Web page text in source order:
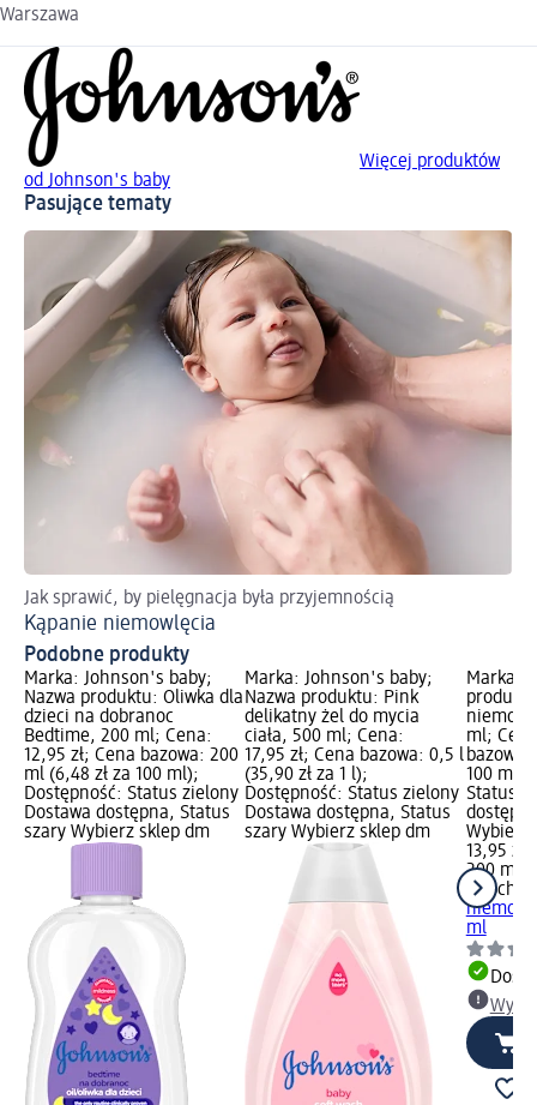
Warszawa
Więcej produktów
od Johnson's baby
Pasujące tematy
Jak sprawić, by pielęgnacja była przyjemnością
Kąpanie niemowlęcia
Podobne produkty
Marka: Johnson's baby;
Nazwa produktu: Oliwka dla
dzieci na dobranoc
Bedtime, 200 ml; Cena:
12,95 zł; Cena bazowa: 200
ml (6,48 zł za 100 ml);
Dostępność: Status zielony
Dostawa dostępna, Status
szary Wybierz sklep dm
Marka: Johnson's baby;
Nazwa produktu: Pink
delikatny żel do mycia
ciała, 500 ml; Cena:
17,95 zł; Cena bazowa: 0,5 l
(35,90 zł za 1 l);
Dostępność: Status zielony
Dostawa dostępna, Status
szary Wybierz sklep dm
Marka:
ml;
bazowa:
100 ml);
Status
Wybierz
13,95 zł
200 ml
Bübchen
ml